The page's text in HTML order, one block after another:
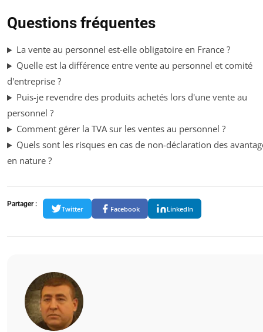
Questions fréquentes
La vente au personnel est-elle obligatoire en France ?
Quelle est la différence entre vente au personnel et comité
d'entreprise ?
Puis-je revendre des produits achetés lors d'une vente au
personnel ?
Comment gérer la TVA sur les ventes au personnel ?
Quels sont les risques en cas de non-déclaration des
en nature ?
Partager :
Twitter Facebook LinkedIn